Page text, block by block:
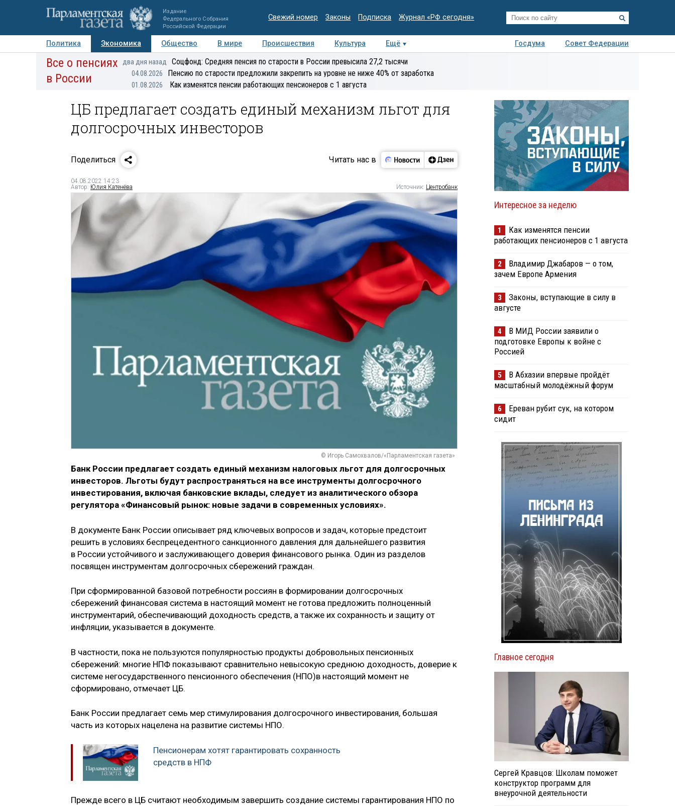
Издание
Федерального Собрания
Российской Федерации
Свежий номер Законы Подписка Журнал «РФ сегодня»
Политика Экономика Общество В мире Происшествия Культура Ещё Госдума
Совет Федерации
Авторы Персоны Мнения Регионы Медиацентр Интервью Колумнисты
Все о пенсиях
в России
два дня назад Соцфонд: Средняя пенсия по старости в России превысила 27,2 тысячи
04.08.2026 Пенсию по старости предложили закрепить на уровне не ниже 40% от заработка
01.08.2026 Как изменятся пенсии работающих пенсионеров с 1 августа
ЦБ предлагает создать единый механизм льгот для
долгосрочных инвесторов
Поделиться Читать нас в
04.08.2022 14:23
Автор: Юлия Катенёва Источник: Центробанк
© Игорь Самохвалов/«Парламентская газета»
Банк России предлагает создать единый механизм налоговых льгот для долгосрочных
инвесторов. Льготы будут распространяться на все инструменты долгосрочного
инвестирования, включая банковские вклады, следует из аналитического обзора
регулятора «Финансовый рынок: новые задачи в современных условиях».
В документе Банк России описывает ряд ключевых вопросов и задач, которые предстоит
решить в условиях беспрецедентного санкционного давления для дальнейшего развития
в России устойчивого и заслуживающего доверия финансового рынка. Один из разделов
посвящен инструментам долгосрочных сбережений граждан.
При сформированной базовой потребности россиян в формировании долгосрочных
сбережений финансовая система в настоящий момент не готова предложить полноценный
инструментарий, обеспечивающий доходность средств, а также их сохранность и защиту от
инфляции, указывается в документе.
В частности, пока не пользуются популярностью продукты добровольных пенсионных
сбережений: многие НПФ показывают сравнительно невысокую среднюю доходность, доверие к
системе негосударственного пенсионного обеспечения (НПО)в настоящий момент не
сформировано, отмечает ЦБ.
Банк России предлагает семь мер стимулирования долгосрочного инвестирования, большая
часть из которых нацелена на развитие системы НПО.
Пенсионерам хотят гарантировать сохранность
средств в НПФ
Прежде всего в ЦБ считают необходимым завершить создание системы гарантирования НПО по
Интересное за неделю
1
Как изменятся пенсии
работающих пенсионеров с 1 августа
2
Владимир Джабаров — о том,
зачем Европе Армения
3
Законы, вступающие в силу в
августе
4
В МИД России заявили о
подготовке Европы к войне с
Россией
5
В Абхазии впервые пройдёт
масштабный молодёжный форум
6
Ереван рубит сук, на котором
сидит
Главное сегодня
Сергей Кравцов: Школам поможет
конструктор программ для
внеурочной деятельности